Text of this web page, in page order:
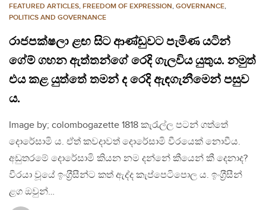
FEATURED ARTICLES, FREEDOM OF EXPRESSION, GOVERNANCE,
POLITICS AND GOVERNANCE
රාජපක්ෂලා ළඟ සිට ආණ්ඩුවට පැමිණ යටින්
ගේම් ගහන ඇත්තන්ගේ රෙදි ගැලවිය යුතුය. නමුත්
එය කළ යුත්තේ තමන් ද රෙදි ඇඳගැනීමෙන් පසුව
ය.
Image by; colombogazette 1818 කැරැල්ල පටන් ගත්තේ
දොරේසාමි ය. ඒත් කවදාවත් දොරේසාමි වීරයෙක් නොවීය.
අඩුතරමේ දොරේසාමි කියන නම දන්නේ කීයෙන් කී දෙනාද?
වීරයා වූයේ ඉංග‍්‍රීසීන්ට කත් ඇද්ද කැප්පෙටිපොල ය. ඉංග‍්‍රීසීන්
ළග ඔවුන්…